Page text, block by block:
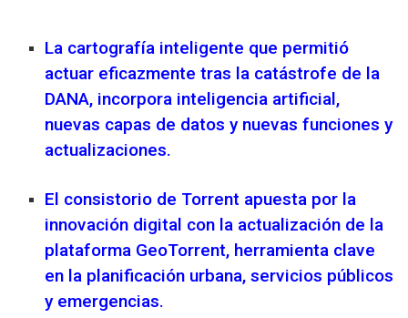
La cartografía inteligente que permitió
actuar eficazmente tras la catástrofe de la
DANA, incorpora inteligencia artificial,
nuevas capas de datos y nuevas funciones y
actualizaciones.
El consistorio de Torrent apuesta por la
innovación digital con la actualización de la
plataforma GeoTorrent, herramienta clave
en la planificación urbana, servicios públicos
y emergencias.